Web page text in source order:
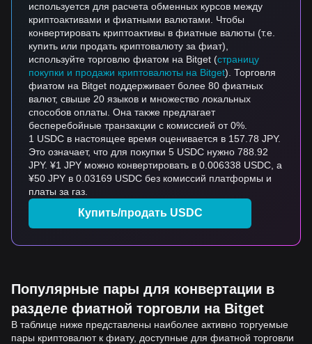
используется для расчета обменных курсов между
криптоактивами и фиатными валютами. Чтобы
конвертировать криптоактивы в фиатные валюты (т.е.
купить или продать криптовалюту за фиат),
используйте торговлю фиатом на Bitget (страницу
покупки и продажи криптовалюты на Bitget). Торговля
фиатом на Bitget поддерживает более 80 фиатных
валют, свыше 20 языков и множество локальных
способов оплаты. Она также предлагает
бесперебойные транзакции с комиссией от 0%.
1 USDC в настоящее время оценивается в 157.78 JPY.
Это означает, что для покупки 5 USDC нужно 788.92
JPY. ¥1 JPY можно конвертировать в 0.006338 USDC, а
¥50 JPY в 0.03169 USDC без комиссий платформы и
платы за газ.
Купить/продать USDC
Популярные пары для конвертации в
разделе фиатной торговли на Bitget
В таблице ниже представлены наиболее активно торгуемые
пары криптовалют к фиату, доступные для фиатной торговли